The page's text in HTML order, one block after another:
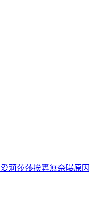
莉莎莎挨轟無奈曝原因